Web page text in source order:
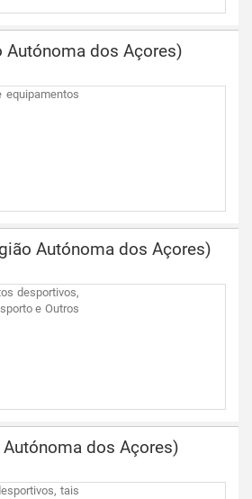
Autónoma dos Açores)
Autónoma dos Açores)
desportivos,
e Outros
dos Açores)
tais